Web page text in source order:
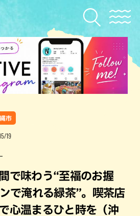
市
19
で味わう“至福のお握
で淹れる緑茶”。喫茶店
心温まるひと時を（沖